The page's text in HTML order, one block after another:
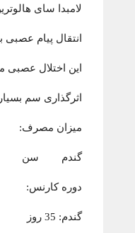
لامبدا سای
انتقال پیام
این اختلال
اثرگذاری سم
میزان مصرف:
گندم سن 150 میلی لیتر در هکتار
دوره کارنس:
گندم: 35 روز